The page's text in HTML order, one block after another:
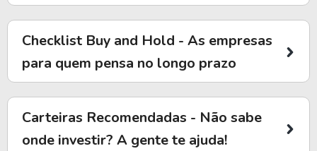
Checklist Buy and Hold - As empresas
para quem pensa no longo prazo
Carteiras Recomendadas - Não sabe
onde investir? A gente te ajuda!